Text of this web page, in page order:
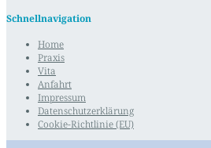
Schnellnavigation
Home
Praxis
Vita
Anfahrt
Impressum
Datenschutzerklärung
Cookie-Richtlinie (EU)